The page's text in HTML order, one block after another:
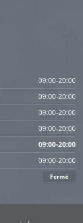
09:00-20:00
09:00-20:00
09:00-20:00
09:00-20:00
09:00-20:00
09:00-20:00
Fermé